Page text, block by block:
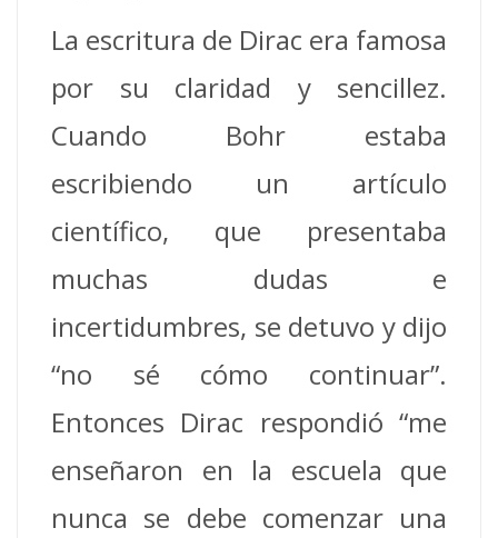
La escritura de Dirac era famosa
por su claridad y sencillez.
Cuando Bohr estaba
escribiendo un artículo
científico, que presentaba
muchas dudas e
incertidumbres, se detuvo y dijo
“no sé cómo continuar”.
Entonces Dirac respondió “me
enseñaron en la escuela que
nunca se debe comenzar una